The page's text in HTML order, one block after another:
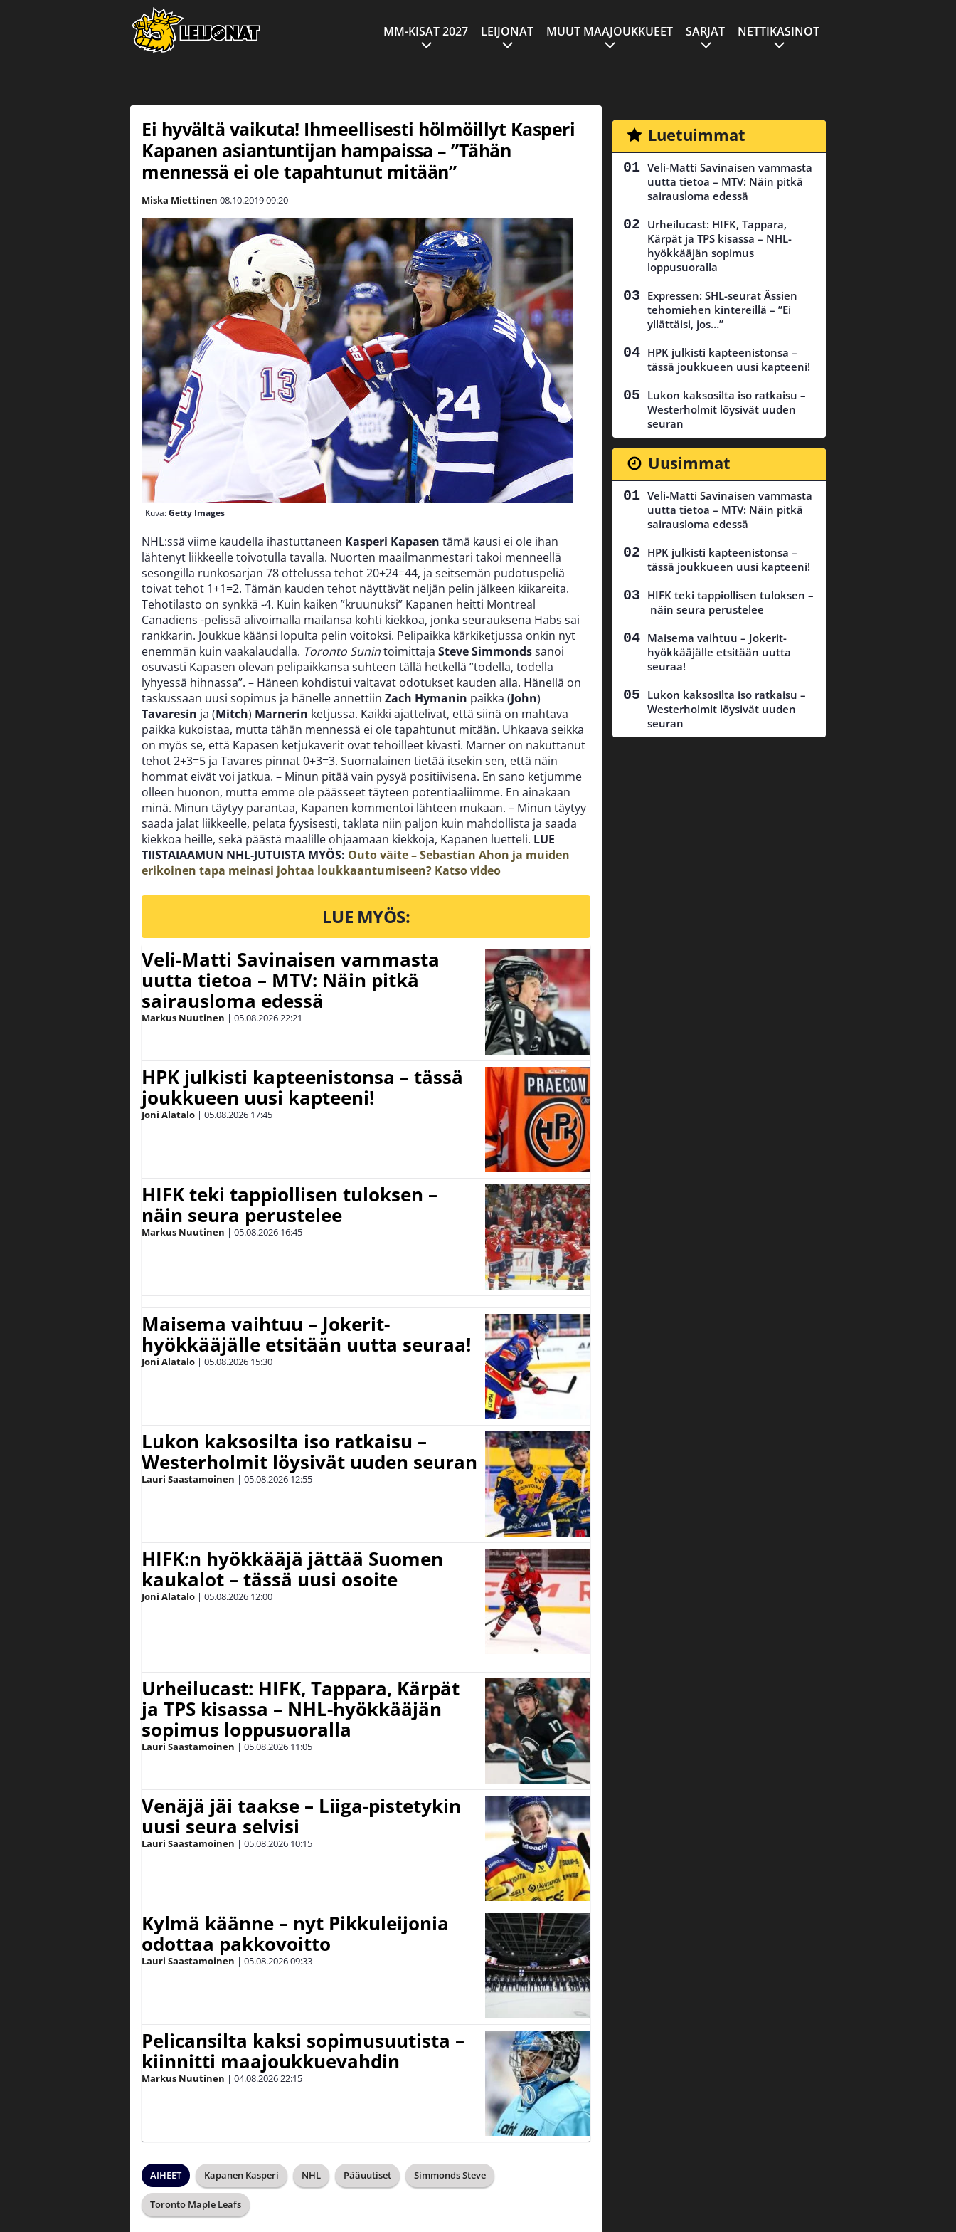
MM-KISAT 2027 LEIJONAT MUUT MAAJOUKKUEET SARJAT NETTIKASINOT
Ei hyvältä vaikuta! Ihmeellisesti hölmöillyt Kasperi
Kapanen asiantuntijan hampaissa – ”Tähän
mennessä ei ole tapahtunut mitään”
Miska Miettinen 08.10.201909:20
Kuva:Getty Images
NHL:ssä viime kaudella ihastuttaneen Kasperi Kapasen tämä kausi ei ole ihan
lähtenyt liikkeelle toivotulla tavalla. Nuorten maailmanmestari takoi menneellä
sesongilla runkosarjan 78 ottelussa tehot 20+24=44, ja seitsemän pudotuspeliä
toivat tehot 1+1=2. Tämän kauden tehot näyttävät neljän pelin jälkeen kiikareita.
Tehotilasto on synkkä -4. Kuin kaiken ”kruunuksi” Kapanen heitti Montreal
Canadiens -pelissä alivoimalla mailansa kohti kiekkoa, jonka seurauksena Habs sai
rankkarin. Joukkue käänsi lopulta pelin voitoksi. Pelipaikka kärkiketjussa onkin nyt
enemmän kuin vaakalaudalla. Toronto Sunintoimittaja Steve Simmondssanoi
osuvasti Kapasen olevan pelipaikkansa suhteen tällä hetkellä ”todella, todella
lyhyessä hihnassa”. – Häneen kohdistui valtavat odotukset kauden alla. Hänellä on
taskussaan uusi sopimus ja hänelle annettiin Zach Hymanin paikka (John)
Tavaresin ja (Mitch) Marnerin ketjussa. Kaikki ajattelivat, että siinä on mahtava
paikka kukoistaa, mutta tähän mennessä ei ole tapahtunut mitään. Uhkaava seikka
on myös se, että Kapasen ketjukaverit ovat tehoilleet kivasti. Marner on nakuttanut
tehot 2+3=5 ja Tavares pinnat 0+3=3. Suomalainen tietää itsekin sen, että näin
hommat eivät voi jatkua. – Minun pitää vain pysyä positiivisena. En sano ketjumme
olleen huonon, mutta emme ole päässeet täyteen potentiaaliimme. En ainakaan
minä. Minun täytyy parantaa, Kapanen kommentoi lähteen mukaan. – Minun täytyy
saada jalat liikkeelle, pelata fyysisesti, taklata niin paljon kuin mahdollista ja saada
kiekkoa heille, sekä päästä maalille ohjaamaan kiekkoja, Kapanen luetteli. LUE
TIISTAIAAMUN NHL-JUTUISTA MYÖS: Outo väite – Sebastian Ahon ja muiden
erikoinen tapa meinasi johtaa loukkaantumiseen? Katso video
LUE MYÖS:
Veli-Matti Savinaisen vammasta
uutta tietoa – MTV: Näin pitkä
sairausloma edessä
Markus Nuutinen | 05.08.202622:21
HPK julkisti kapteenistonsa – tässä
joukkueen uusi kapteeni!
Joni Alatalo | 05.08.2026 17:45
HIFK teki tappiollisen tuloksen –
näin seura perustelee
Markus Nuutinen | 05.08.2026 16:45
Maisema vaihtuu – Jokerit-
hyökkääjälle etsitään uutta seuraa!
Joni Alatalo | 05.08.2026 15:30
Lukon kaksosilta iso ratkaisu –
Westerholmit löysivät uuden seuran
Lauri Saastamoinen | 05.08.2026 12:55
HIFK:n hyökkääjä jättää Suomen
kaukalot – tässä uusi osoite
Joni Alatalo | 05.08.2026 12:00
Urheilucast: HIFK, Tappara, Kärpät
ja TPS kisassa – NHL-hyökkääjän
sopimus loppusuoralla
Lauri Saastamoinen | 05.08.2026 11:05
Venäjä jäi taakse – Liiga-pistetykin
uusi seura selvisi
Lauri Saastamoinen | 05.08.2026 10:15
Kylmä käänne – nyt Pikkuleijonia
odottaa pakkovoitto
Lauri Saastamoinen | 05.08.202609:33
Pelicansilta kaksi sopimusuutista –
kiinnitti maajoukkuevahdin
Markus Nuutinen | 04.08.202622:15
AIHEET Kapanen Kasperi NHL Pääuutiset Simmonds Steve
Toronto Maple Leafs
Luetuimmat
Veli-Matti Savinaisen vammasta
uutta tietoa – MTV: Näin pitkä
sairausloma edessä
Urheilucast: HIFK, Tappara,
Kärpät ja TPS kisassa – NHL-
hyökkääjän sopimus
loppusuoralla
Expressen: SHL-seurat Ässien
tehomiehen kintereillä – ”Ei
yllättäisi, jos…”
HPK julkisti kapteenistonsa –
tässä joukkueen uusi kapteeni!
Lukon kaksosilta iso ratkaisu –
Westerholmit löysivät uuden
seuran
Uusimmat
Veli-Matti Savinaisen vammasta
uutta tietoa – MTV: Näin pitkä
sairausloma edessä
HPK julkisti kapteenistonsa –
tässä joukkueen uusi kapteeni!
HIFK teki tappiollisen tuloksen –
näin seura perustelee
Maisema vaihtuu – Jokerit-
hyökkääjälle etsitään uutta
seuraa!
Lukon kaksosilta iso ratkaisu –
Westerholmit löysivät uuden
seuran